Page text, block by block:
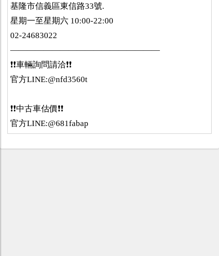
基隆市信義區東信路33號.
星期一至星期六 10:00-22:00
02-24683022
——————————————————
❗️❗️車輛詢問請洽❗️❗️
官方LINE:@nfd3560t
❗️❗️中古車估價❗️❗️
官方LINE:@681fabap